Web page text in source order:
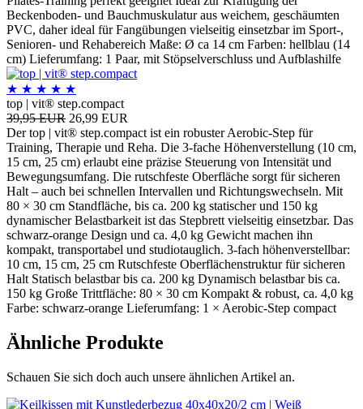
Beckenboden- und Bauchmuskulatur aus weichem, geschäumten
PVC, daher ideal für Fangübungen vielseitig einsetzbar im Sport-,
Senioren- und Rehabereich Maße: Ø ca 14 cm Farben: hellblau (14
cm) Lieferumfang: 1 Paar, mit Stöpselverschluss und Aufblashilfe
★ ★ ★ ★ ★
top | vit® step.compact
39,95 EUR 26,99 EUR
Der top | vit® step.compact ist ein robuster Aerobic-Step für
Training, Therapie und Reha. Die 3-fache Höhenverstellung (10 cm,
15 cm, 25 cm) erlaubt eine präzise Steuerung von Intensität und
Bewegungsumfang. Die rutschfeste Oberfläche sorgt für sicheren
Halt – auch bei schnellen Intervallen und Richtungswechseln. Mit
80 × 30 cm Standfläche, bis ca. 200 kg statischer und 150 kg
dynamischer Belastbarkeit ist das Stepbrett vielseitig einsetzbar. Das
schwarz-orange Design und ca. 4,0 kg Gewicht machen ihn
kompakt, transportabel und studio­tauglich. 3-fach höhenverstellbar:
10 cm, 15 cm, 25 cm Rutschfeste Oberflächenstruktur für sicheren
Halt Statisch belastbar bis ca. 200 kg Dynamisch belastbar bis ca.
150 kg Große Trittfläche: 80 × 30 cm Kompakt & robust, ca. 4,0 kg
Farbe: schwarz-orange Lieferumfang: 1 × Aerobic-Step compact
Ähnliche Produkte
Schauen Sie sich doch auch unsere ähnlichen Artikel an.